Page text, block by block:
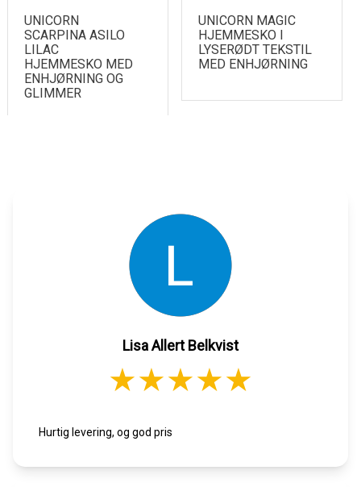
UNICORN
SCARPINA ASILO
LILAC
HJEMMESKO MED
ENHJØRNING OG
GLIMMER
UNICORN MAGIC
HJEMMESKO I
LYSERØDT TEKSTIL
MED ENHJØRNING
Lisa Allert Belkvist
Hurtig levering, og god pris